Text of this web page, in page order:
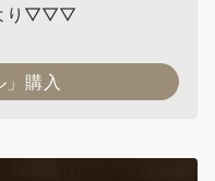
り▽▽▽
」購入